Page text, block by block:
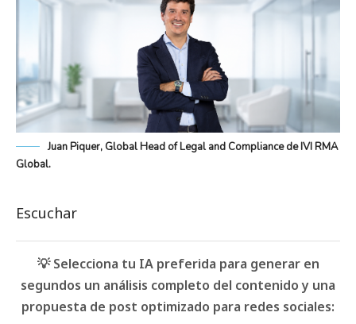
Juan Piquer, Global Head of Legal and Compliance de IVI RMA
Global.
Escuchar
💡 Selecciona tu IA preferida para generar en
segundos un análisis completo del contenido y una
propuesta de post optimizado para redes sociales: